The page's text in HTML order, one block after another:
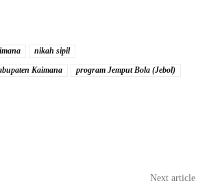
nikah sipil
Kaimana
program Jemput Bola (Jebol)
Next article